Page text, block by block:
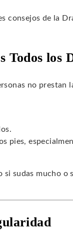
consejos de la
Todos los
no prestan
pies,
sudas mucho o